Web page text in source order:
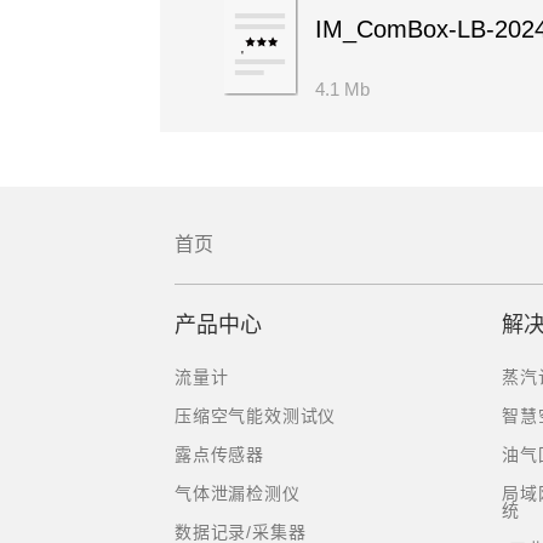
IM_ComBox-LB-
4.1 Mb
首页
产品中心
流量计
压缩空气能效测试仪
露点传感器
气体泄漏检测仪
数据记录/采集器
解
蒸汽
智慧
油气
局域
统